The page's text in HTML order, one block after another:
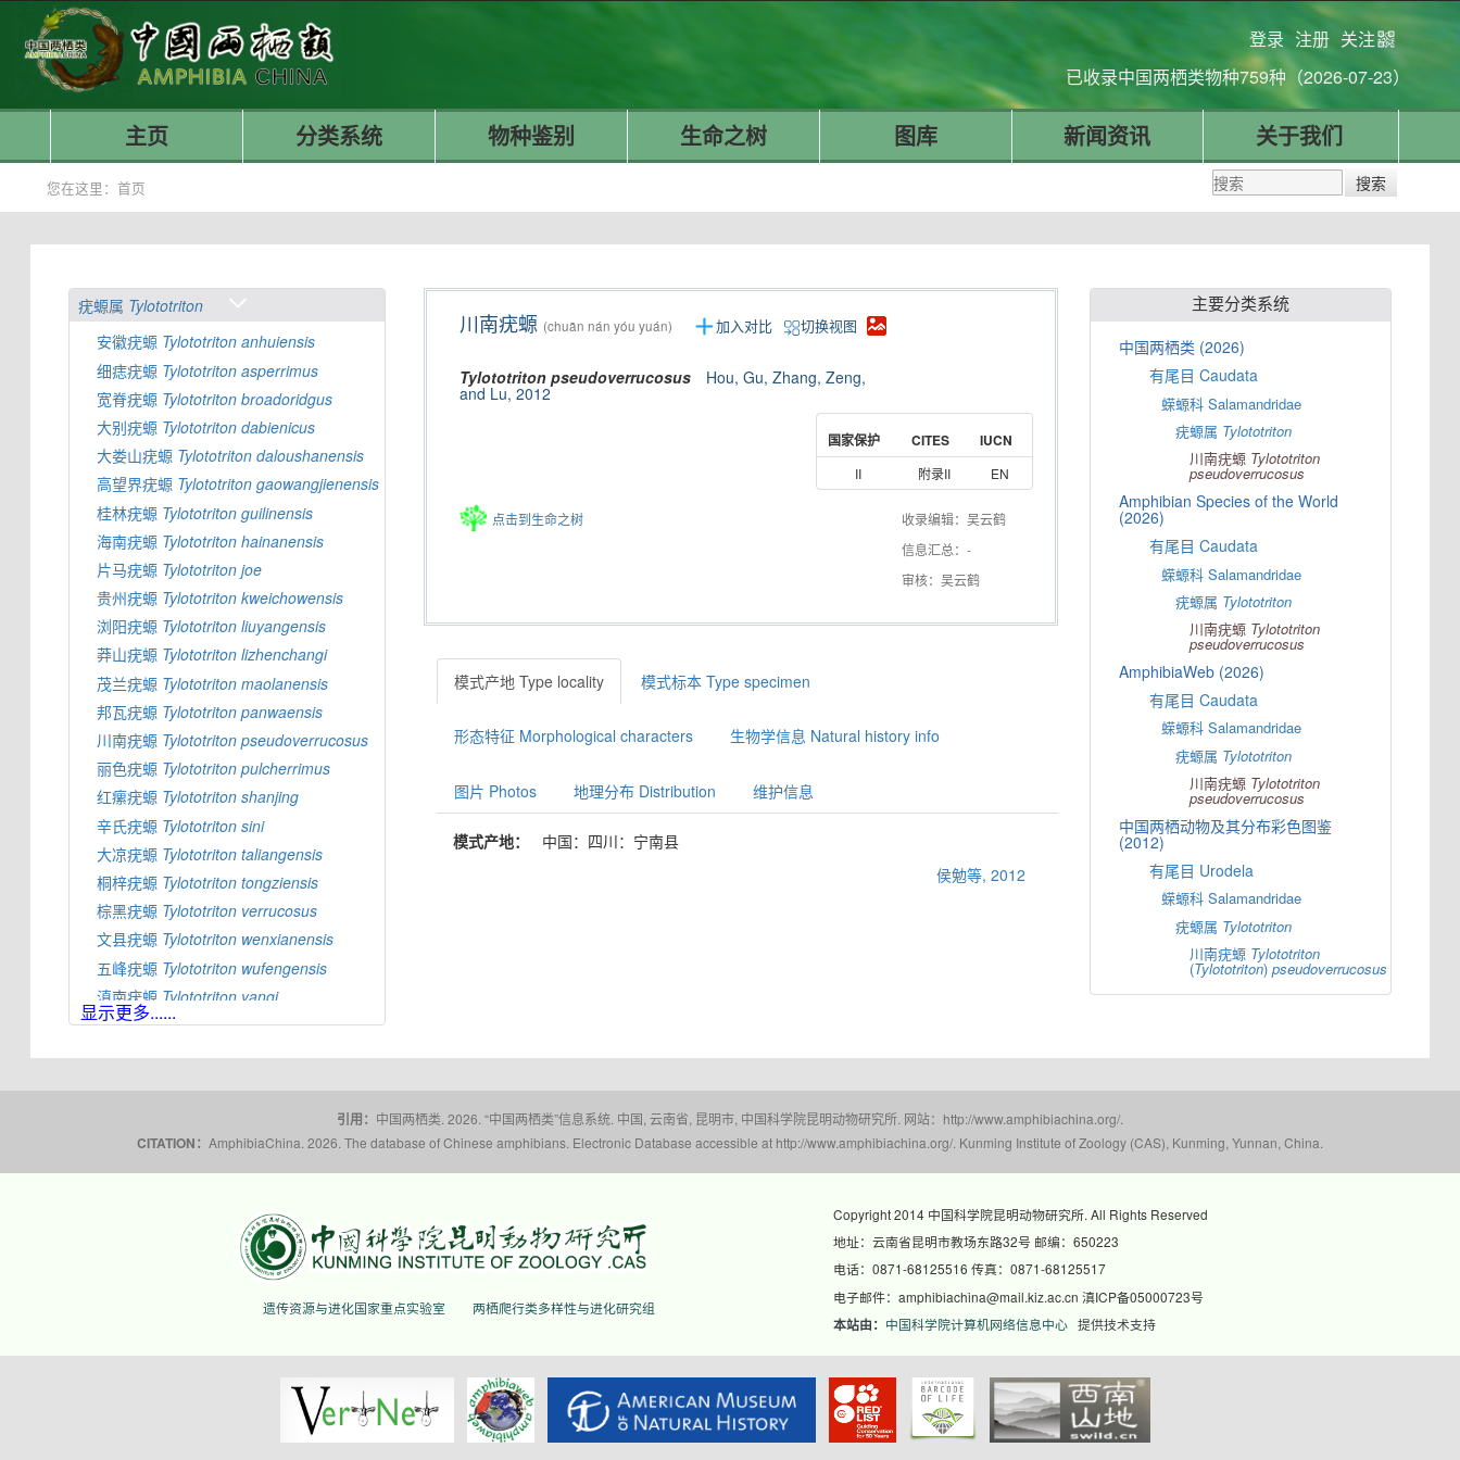
登录 注册 关注
已收录中国两栖类物种759种（2026-07-23）
主页 分类系统 物种鉴别 生命之树 图库 新闻资讯 关于我们
您在这里：首页
疣螈属 Tylototriton
安徽疣螈 Tylototriton anhuiensis
细痣疣螈 Tylototriton asperrimus
宽脊疣螈 Tylototriton broadoridgus
大别疣螈 Tylototriton dabienicus
大娄山疣螈 Tylototriton daloushanensis
高望界疣螈 Tylototriton gaowangjienensis
桂林疣螈 Tylototriton guilinensis
海南疣螈 Tylototriton hainanensis
片马疣螈 Tylototriton joe
贵州疣螈 Tylototriton kweichowensis
浏阳疣螈 Tylototriton liuyangensis
莽山疣螈 Tylototriton lizhenchangi
茂兰疣螈 Tylototriton maolanensis
邦瓦疣螈 Tylototriton panwaensis
川南疣螈 Tylototriton pseudoverrucosus
丽色疣螈 Tylototriton pulcherrimus
红瘰疣螈 Tylototriton shanjing
辛氏疣螈 Tylototriton sini
大凉疣螈 Tylototriton taliangensis
桐梓疣螈 Tylototriton tongziensis
棕黑疣螈 Tylototriton verrucosus
文县疣螈 Tylototriton wenxianensis
五峰疣螈 Tylototriton wufengensis
滇南疣螈 Tylototriton yangi
蔡氏疣螈Tylototriton ziegleri
显示更多......
川南疣螈 (chuān nán yóu yuán) 加入对比 切换视图
Tylototriton pseudoverrucosus Hou, Gu, Zhang, Zeng,
and Lu, 2012
国家保护 CITES IUCN
II 附录II EN
点击到生命之树
收录编辑：吴云鹤
信息汇总：-
审核：吴云鹤
模式产地 Type locality 模式标本 Type specimen
形态特征 Morphological characters 生物学信息 Natural history info
图片 Photos 地理分布 Distribution 维护信息
模式产地：
中国：四川：宁南县
侯勉等, 2012
主要分类系统
中国两栖类 (2026)
有尾目 Caudata
蝾螈科 Salamandridae
疣螈属 Tylototriton
川南疣螈 Tylototriton
pseudoverrucosus
Amphibian Species of the World
(2026)
有尾目 Caudata
蝾螈科 Salamandridae
疣螈属 Tylototriton
川南疣螈 Tylototriton
pseudoverrucosus
AmphibiaWeb (2026)
有尾目 Caudata
蝾螈科 Salamandridae
疣螈属 Tylototriton
川南疣螈 Tylototriton
pseudoverrucosus
中国两栖动物及其分布彩色图鉴
(2012)
有尾目 Urodela
蝾螈科 Salamandridae
疣螈属 Tylototriton
川南疣螈 Tylototriton
(Tylototriton)pseudoverrucosus
引用： 中国两栖类. 2026. “中国两栖类”信息系统. 中国, 云南省, 昆明市, 中国科学院昆明动物研究所. 网站：http://www.amphibiachina.org/.
CITATION： AmphibiaChina. 2026. The database of Chinese amphibians. Electronic Database accessible at http://www.amphibiachina.org/. Kunming Institute of Zoology (CAS), Kunming, Yunnan, China.
遗传资源与进化国家重点实验室 两栖爬行类多样性与进化研究组
Copyright 2014 中国科学院昆明动物研究所. All Rights Reserved
地址：云南省昆明市教场东路32号 邮编：650223
电话：0871-68125516 传真：0871-68125517
电子邮件：amphibiachina@mail.kiz.ac.cn 滇ICP备05000723号
本站由： 中国科学院计算机网络信息中心提供技术支持